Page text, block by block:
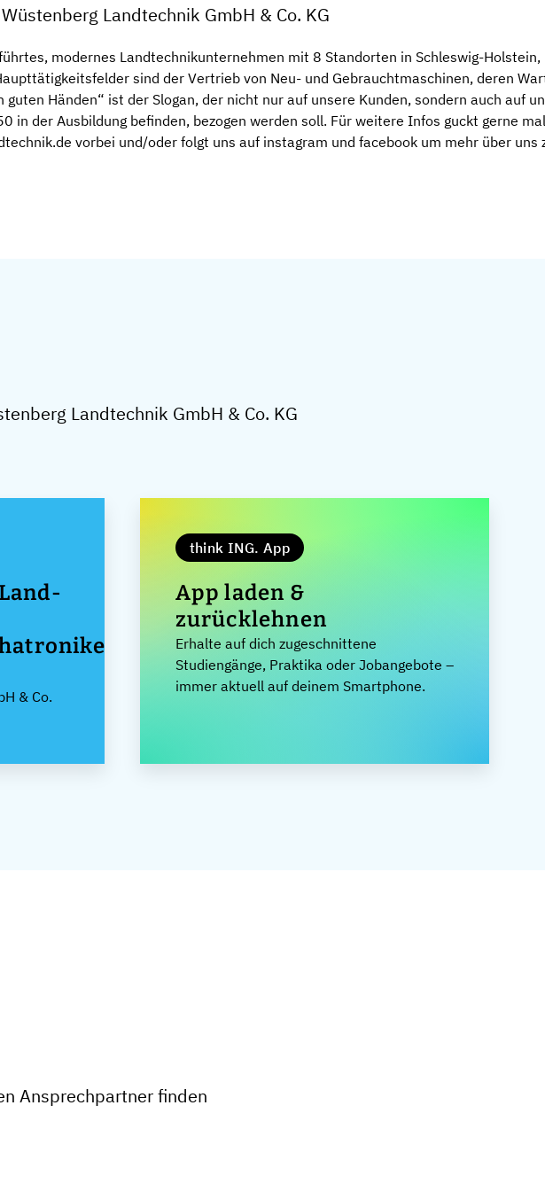
Landtechnik GmbH & Co. KG
modernes Landtechnikunternehmen mit 8 Standorten in Schleswig-
sind der Vertrieb von Neu- und Gebrauchtmaschinen, deren
guten Händen“ ist der Slogan, der nicht nur auf unsere Kunden, sondern auch auf
in der Ausbildung befinden, bezogen werden soll. Für weitere Infos guckt gerne
vorbei und/oder folgt uns auf instagram und facebook um mehr über uns
Landtechnik GmbH & Co. KG
& Co.
think ING. App
App laden &
zurücklehnen
Erhalte auf dich zugeschnittene
Studiengänge, Praktika oder Jobangebote –
immer aktuell auf deinem Smartphone.
Ansprechpartner finden